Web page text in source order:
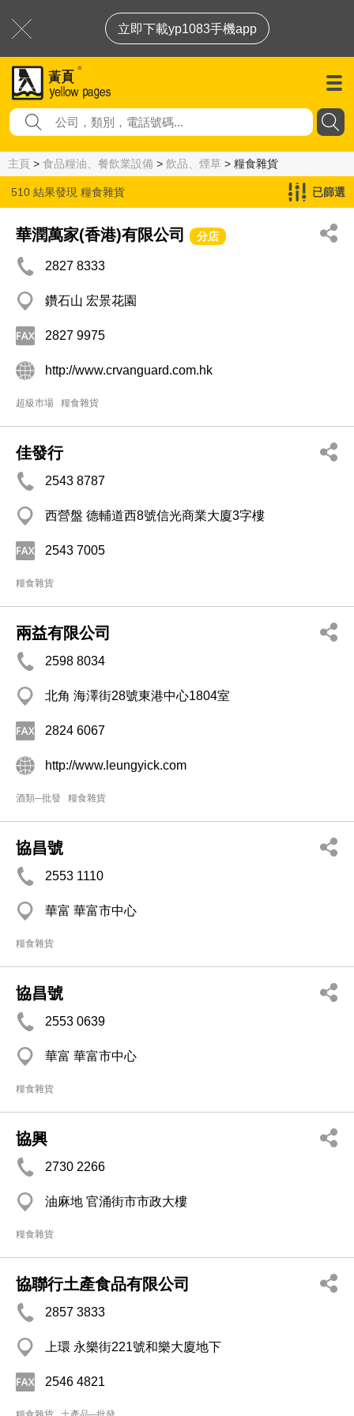
立即下載yp1083手機app
主頁 > 食品糧油、餐飲業設備 > 飲品、煙草 > 糧食雜貨
510 結果發現 糧食雜貨 已篩選
華潤萬家(香港)有限公司 分店
2827 8333
鑽石山 宏景花園
2827 9975
http://www.crvanguard.com.hk
超級市場 糧食雜貨
佳發行
2543 8787
西營盤 德輔道西8號信光商業大廈3字樓
2543 7005
糧食雜貨
兩益有限公司
2598 8034
北角 海澤街28號東港中心1804室
2824 6067
http://www.leungyick.com
酒類─批發 糧食雜貨
協昌號
2553 1110
華富 華富市中心
糧食雜貨
協昌號
2553 0639
華富 華富市中心
糧食雜貨
協興
2730 2266
油麻地 官涌街市市政大樓
糧食雜貨
協聯行土產食品有限公司
2857 3833
上環 永樂街221號和樂大廈地下
2546 4821